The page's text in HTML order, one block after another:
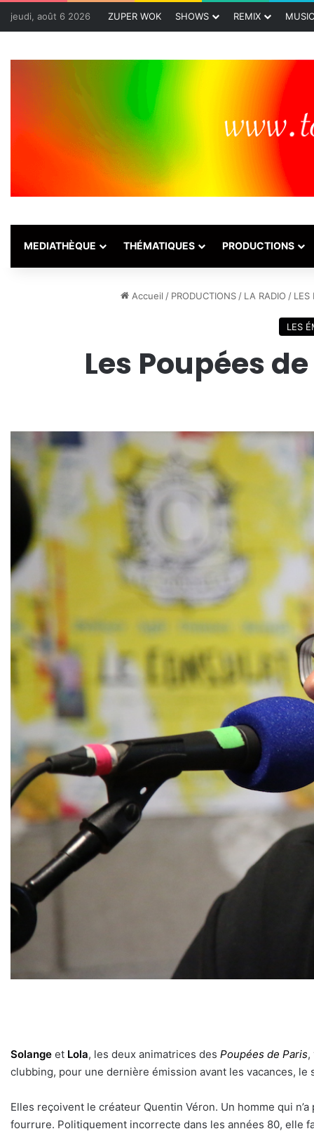
jeudi, août 6 2026 ZUPER WOK SHOWS REMIX MUSIC
MEDIATHÈQUE THÉMATIQUES PRODUCTIONS
Accueil / PRODUCTIONS / LA RADIO / LES
LES
Les Poupées
Solange et Lola, les deux animatrices des Poupées de Paris,
clubbing, pour une dernière émission avant les vacances, le
Elles reçoivent le créateur Quentin Véron. Un homme qui
fourrure. Politiquement incorrecte dans les années 80, elle